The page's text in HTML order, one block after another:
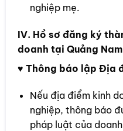
nghiệp mẹ.
IV. Hồ sơ đăng ký
doanh tại Quảng Nam
♥ Thông báo lập Địa
Nếu địa điểm kinh
nghiệp, thông báo
pháp luật của